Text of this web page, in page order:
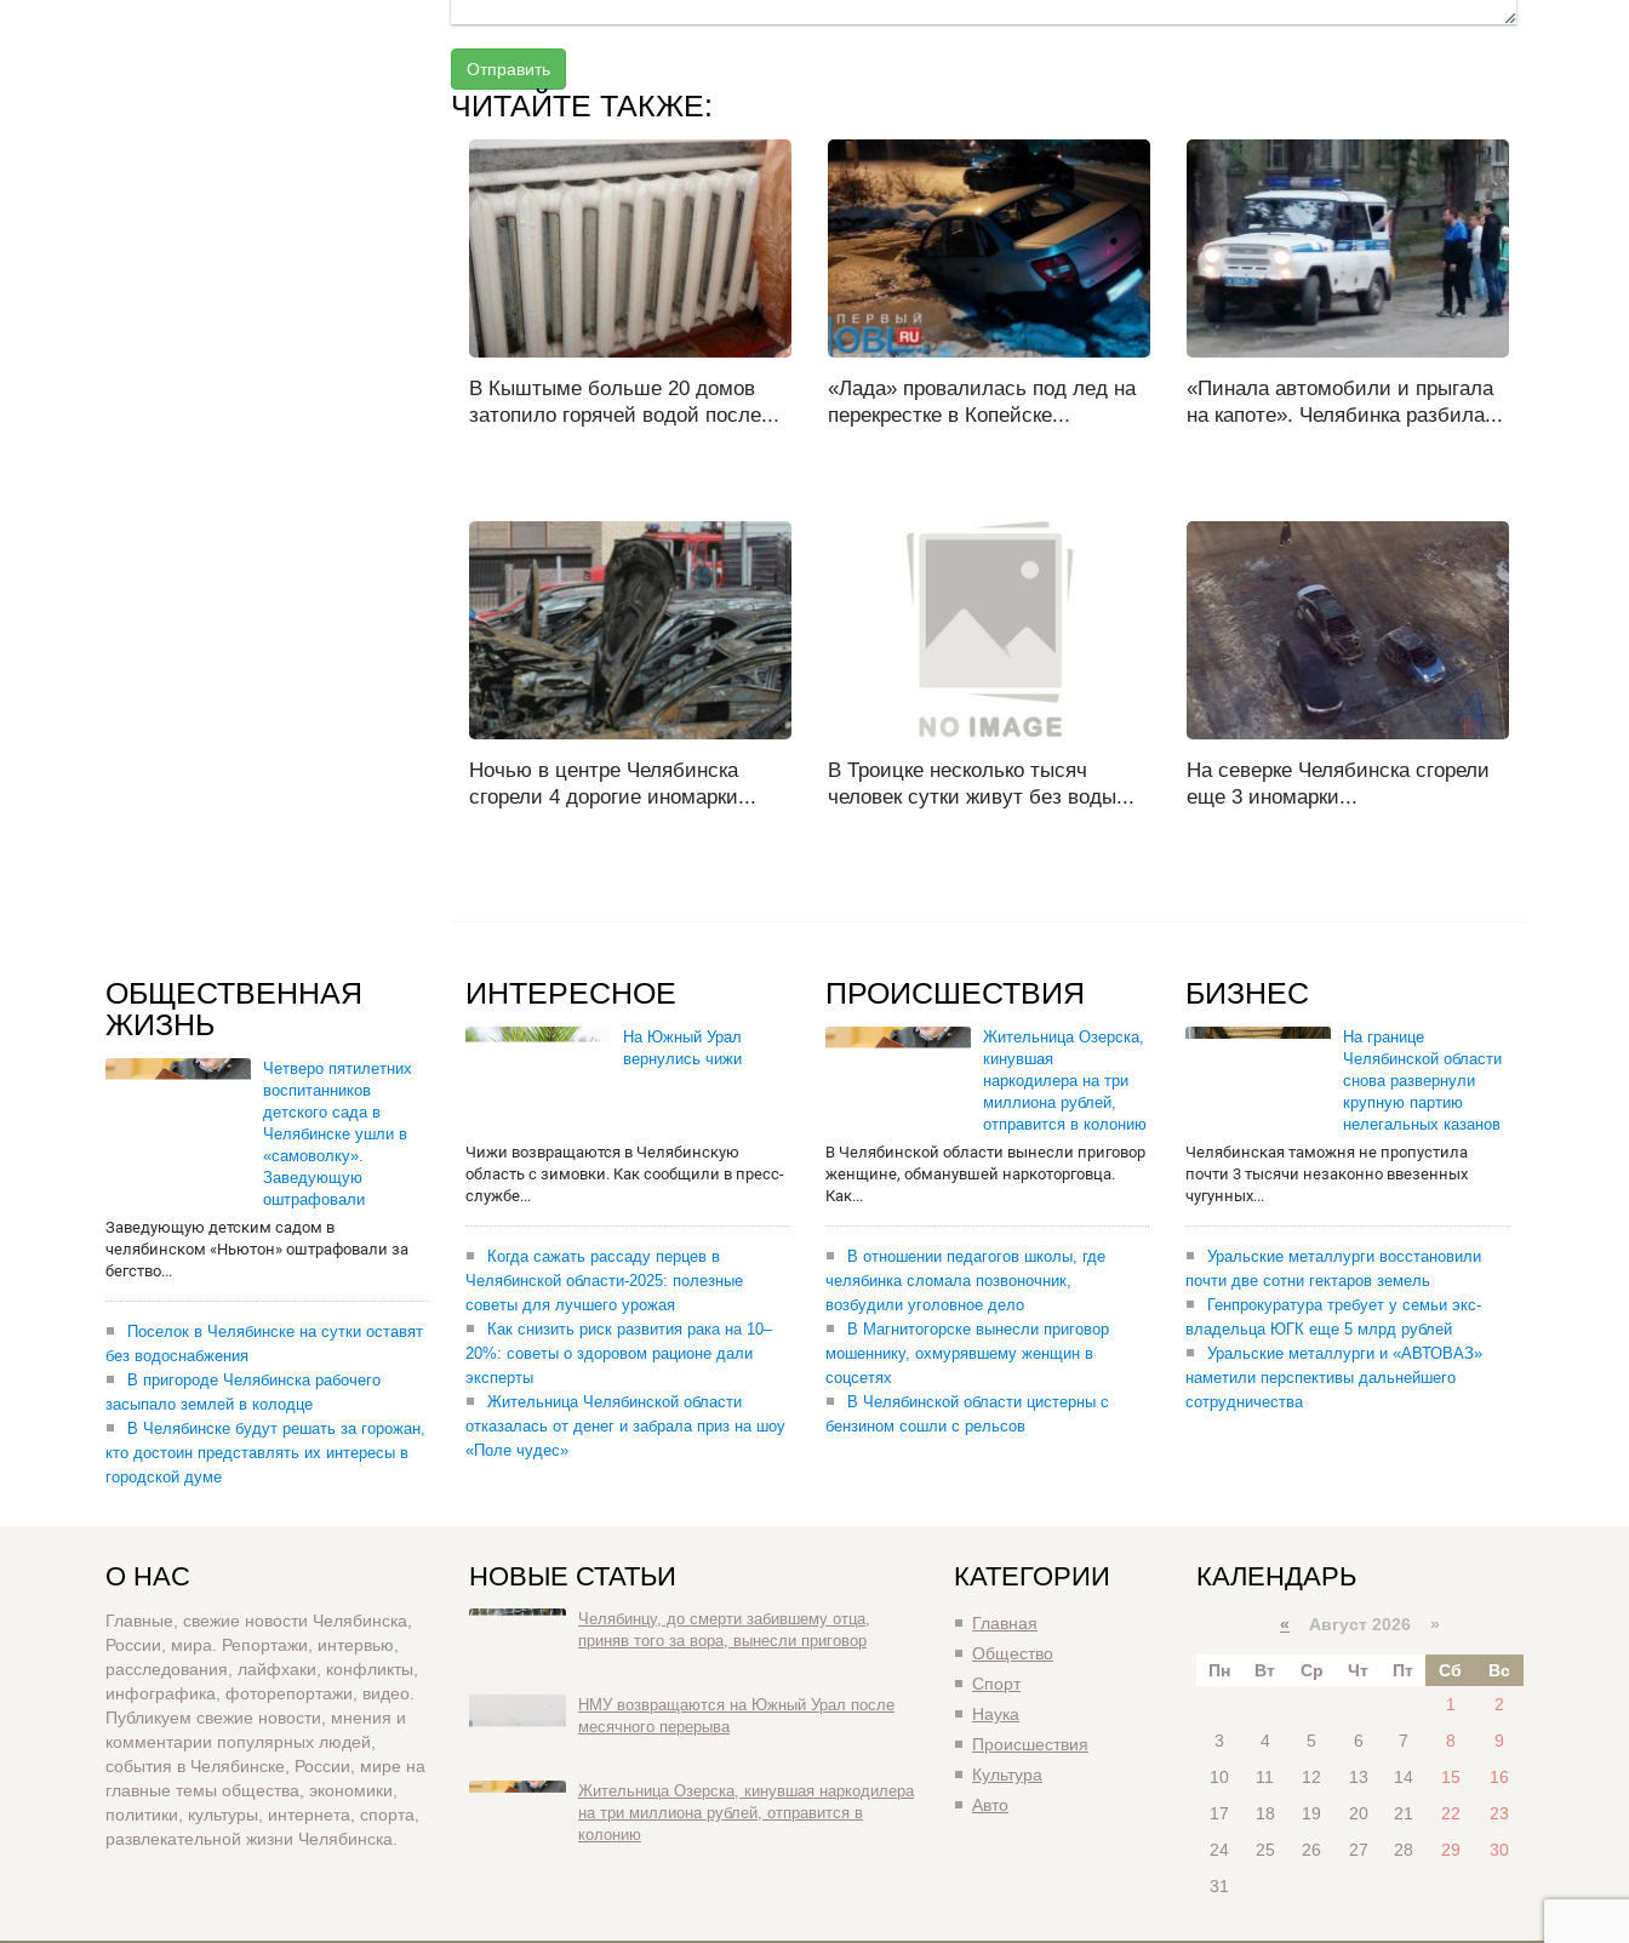
Отправить
ЧИТАЙТЕ ТАКЖЕ:
В Кыштыме больше 20 домов
затопило горячей водой после...
«Лада» провалилась под лед на
перекрестке в Копейске...
«Пинала автомобили и прыгала
на капоте». Челябинка разбила...
Ночью в центре Челябинска
сгорели 4 дорогие иномарки...
В Троицке несколько тысяч
человек сутки живут без воды...
На северке Челябинска сгорели
еще 3 иномарки...
ОБЩЕСТВЕННАЯ
ЖИЗНЬ
Четверо пятилетних
воспитанников
детского сада в
Челябинске ушли в
«самоволку».
Заведующую
оштрафовали
Заведующую детским садом в
челябинском «Ньютон» оштрафовали за
бегство...
Поселок в Челябинске на сутки оставят
без водоснабжения
В пригороде Челябинска рабочего
засыпало землей в колодце
В Челябинске будут решать за горожан,
кто достоин представлять их интересы в
городской думе
ИНТЕРЕСНОЕ
На Южный Урал
вернулись чижи
Чижи возвращаются в Челябинскую
область с зимовки. Как сообщили в пресс-
службе...
Когда сажать рассаду перцев в
Челябинской области-2025: полезные
советы для лучшего урожая
Как снизить риск развития рака на 10–
20%: советы о здоровом рационе дали
эксперты
Жительница Челябинской области
отказалась от денег и забрала приз на шоу
«Поле чудес»
ПРОИСШЕСТВИЯ
Жительница Озерска,
кинувшая
наркодилера на три
миллиона рублей,
отправится в колонию
В Челябинской области вынесли приговор
женщине, обманувшей наркоторговца.
Как...
В отношении педагогов школы, где
челябинка сломала позвоночник,
возбудили уголовное дело
В Магнитогорске вынесли приговор
мошеннику, охмурявшему женщин в
соцсетях
В Челябинской области цистерны с
бензином сошли с рельсов
БИЗНЕС
На границе
Челябинской области
снова развернули
крупную партию
нелегальных казанов
Челябинская таможня не пропустила
почти 3 тысячи незаконно ввезенных
чугунных...
Уральские металлурги восстановили
почти две сотни гектаров земель
Генпрокуратура требует у семьи экс-
владельца ЮГК еще 5 млрд рублей
Уральские металлурги и «АВТОВАЗ»
наметили перспективы дальнейшего
сотрудничества
О НАС
Главные, свежие новости Челябинска,
России, мира. Репортажи, интервью,
расследования, лайфхаки, конфликты,
инфографика, фоторепортажи, видео.
Публикуем свежие новости, мнения и
комментарии популярных людей,
события в Челябинске, России, мире на
главные темы общества, экономики,
политики, культуры, интернета, спорта,
развлекательной жизни Челябинска.
НОВЫЕ СТАТЬИ
Челябинцу, до смерти забившему отца,
приняв того за вора, вынесли приговор
НМУ возвращаются на Южный Урал после
месячного перерыва
Жительница Озерска, кинувшая наркодилера
на три миллиона рублей, отправится в
колонию
КАТЕГОРИИ
Главная
Общество
Спорт
Наука
Происшествия
Культура
Авто
КАЛЕНДАРЬ
« Август 2026 »
Пн Вт Ср Чт Пт Сб
Вс
1
2
3
4 5 6 7 8
9
10
11 12 13 14 15
16
17
18 19 20 21 22
23
24
25 26 27 28 29
30
31